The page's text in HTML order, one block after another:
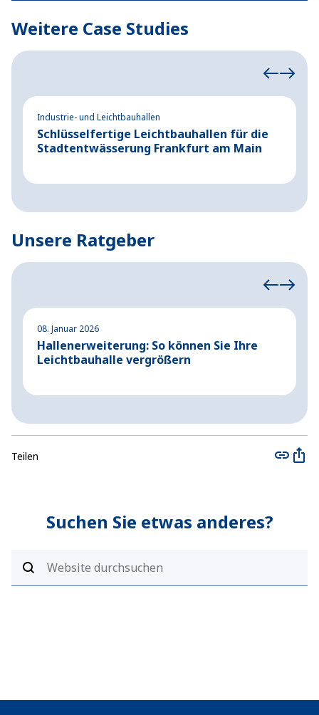
Weitere Case Studies
Industrie- und Leichtbauhallen
Schlüsselfertige Leichtbauhallen für die
Stadtentwässerung Frankfurt am Main
Unsere Ratgeber
08. Januar 2026
Hallenerweiterung: So können Sie Ihre
Leichtbauhalle vergrößern
Teilen
Suchen Sie etwas anderes?